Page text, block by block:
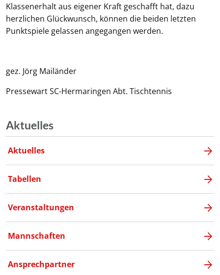
Klassenerhalt aus eigener Kraft geschafft hat, dazu
herzlichen Glückwunsch, können die beiden letzten
Punktspiele gelassen angegangen werden.
gez. Jörg Mailänder
Pressewart SC-Hermaringen Abt. Tischtennis
Aktuelles
Aktuelles
Tabellen
Veranstaltungen
Mannschaften
Ansprechpartner